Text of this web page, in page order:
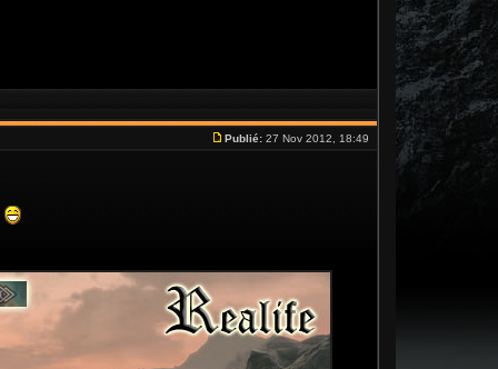
Publié: 27 Nov 2012, 18:49